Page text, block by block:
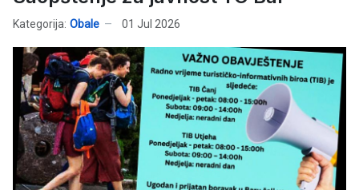
Kategorija: Obale 01 Jul 2026